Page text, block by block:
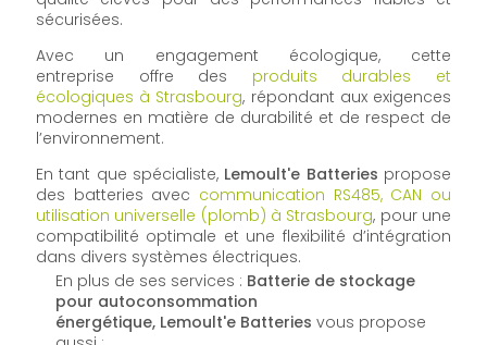
sécurisées.
Avec un engagement écologique, cette
entreprise offre des produits durables et
écologiques à Strasbourg, répondant aux exigences
modernes en matière de durabilité et de respect de
l’environnement.
En tant que spécialiste, Lemoult'e Batteries propose
des batteries avec communication RS485, CAN ou
utilisation universelle (plomb) à Strasbourg, pour une
compatibilité optimale et une flexibilité d’intégration
dans divers systèmes électriques.
En plus de ses services : Batterie de stockage
pour autoconsommation
énergétique, Lemoult'e Batteries vous propose